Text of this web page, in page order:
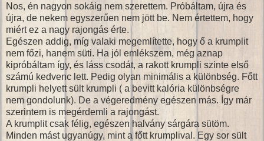
Nos, én nagyon sokáig nem szerettem. Próbáltam, újra és
újra, de nekem egyszerűen nem jött be. Nem értettem, hogy
miért ez a nagy rajongás érte.
Egészen addig, míg valaki megemlítette, hogy ő a krumplit
nem főzi, hanem süti. Ha jól emlékszem, még aznap
kipróbáltam így, és láss csodát, a rakott krumpli szinte első
számú kedvenc lett. Pedig olyan minimális a különbség. Főtt
krumpli helyett sült krumpli ( a bevitt kalória különbségre
nem gondolunk). De a végeredmény egészen más. Így már
szerintem is megérdemli a rajongást.
A krumplit csak félig, egészen halvány sárgára sütöm.
Minden mást ugyanúgy, mint a főtt krumplival. Egy sor sült